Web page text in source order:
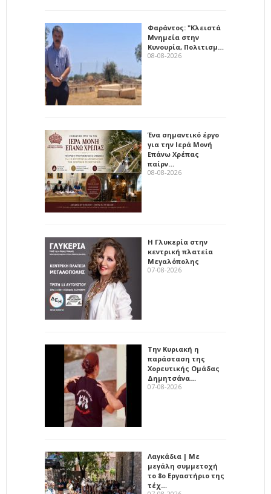
Φαράντος: "Κλειστά
Μνημεία στην
Κυνουρία, Πολιτισμ…
08-08-2026
Ένα σημαντικό έργο
για την Ιερά Μονή
Επάνω Χρέπας
παίρν…
08-08-2026
Η Γλυκερία στην
κεντρική πλατεία
Μεγαλόπολης
07-08-2026
Την Κυριακή η
παράσταση της
Χορευτικής Ομάδας
Δημητσάνα…
07-08-2026
Λαγκάδια | Με
μεγάλη συμμετοχή
το 8ο Εργαστήριο της
τέχ…